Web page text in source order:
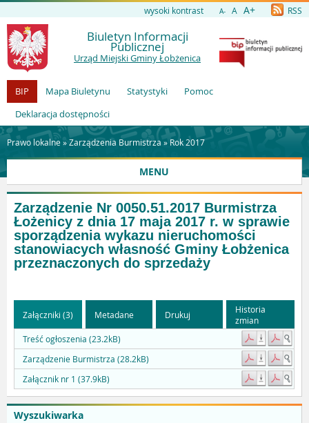
wysoki kontrast A- A A+ RSS
Biuletyn Informacji
Publicznej
Urząd Miejski Gminy Łobżenica
BIP Mapa Biuletynu Statystyki
Pomoc
Deklaracja dostępności
Prawo lokalne »Zarządzenia Burmistrza»Rok 2017
MENU
Wyszukiwarka
Zarządzenie Nr 0050.51.2017 Burmistrza
Łożenicy z dnia 17 maja 2017 r. w sprawie
sporządzenia wykazu nieruchomości
stanowiacych własność Gminy Łobżenica
przeznaczonych do sprzedaży
Załączniki (3) Metadane Drukuj
Historia
zmian
Treść ogłoszenia (23.2kB)
Zarządzenie Burmistrza (28.2kB)
Załącznik nr 1 (37.9kB)